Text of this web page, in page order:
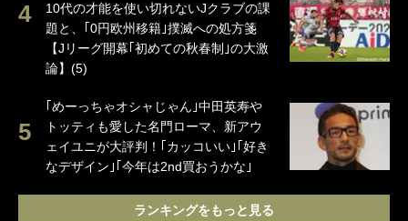
10代の才能を使い切れないJクラブの課
題と、｢0円欧州移籍｣撲滅への処方箋
【Jリーグ開幕｢初めての秋春制｣の大激
論】(5)
｢めーっちゃオシャじゃん｣中田英寿や
トッティも愛した名門ローマ、新アウ
ェイユニが大評判！｢カッコいい｣｢好き
なデザイン｣｢今年は2nd買おうかな｣
ランキングをもっと見る